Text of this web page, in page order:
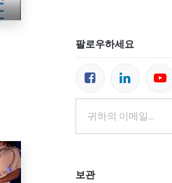
팔로우하세요
보관